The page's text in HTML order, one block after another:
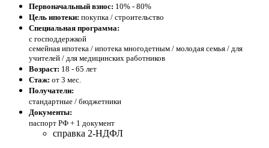
Первоначальный взнос: 10% - 80%
Цель ипотеки: покупка / строительство
Специальная программа:
с господдержкой
семейная ипотека / ипотека многодетным / молодая семья / для
учителей / для медицинских работников
Возраст: 18 - 65 лет
Стаж: от 3 мес.
Получатели:
стандартные / бюджетники
Документы:
паспорт РФ + 1 документ
справка 2-НДФЛ